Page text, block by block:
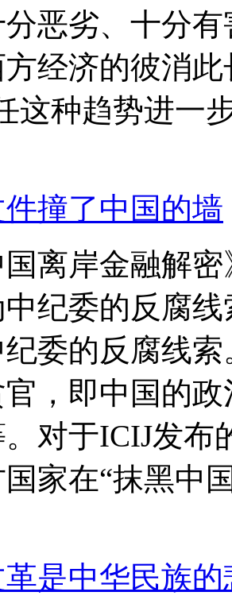
恶劣、十分
经济的彼消
这种趋势进一
撞了中国的墙
离岸金融解
纪委的反腐
委的反腐线
，即中国的
对于ICIJ发布
家在“抹黑中
是中华民族的